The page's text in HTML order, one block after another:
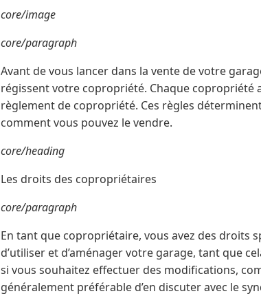
core/image
core/paragraph
Avant de vous lancer dans la vente de votre
régissent votre copropriété. Chaque copropriété
règlement de copropriété. Ces règles
comment vous pouvez le vendre.
core/heading
Les droits des copropriétaires
core/paragraph
En tant que copropriétaire, vous avez des droits
d’utiliser et d’aménager votre garage, tant que
si vous souhaitez effectuer des modifications,
généralement préférable d’en discuter avec le